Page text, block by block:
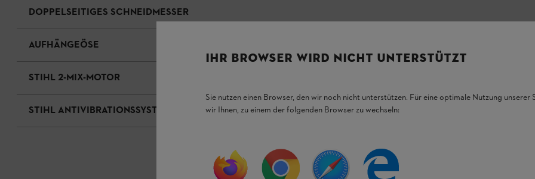
DOPPELSEITIGES SCHNEIDMESSER
AUFHÄNGEÖSE
STIHL 2-MIX-MOTOR
STIHL ANTIVIBRATIONSSYSTEM
IHR BROWSER WIRD NICHT UNTERSTÜTZT
Sie nutzen einen Browser, den wir noch nicht unterstützen. Für eine optimale Nutzung unserer
wir Ihnen, zu einem der folgenden Browser zu wechseln: